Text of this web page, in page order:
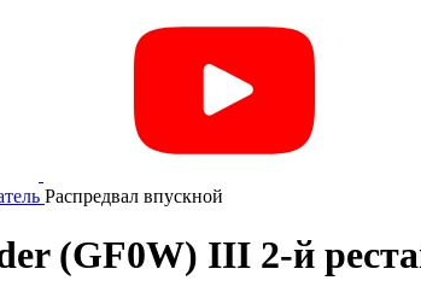
Распредвал впускной
(GF0W) III 2-й